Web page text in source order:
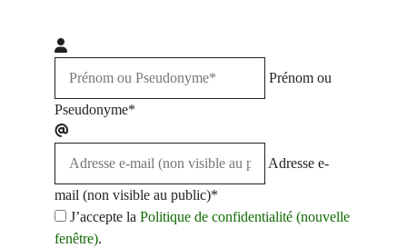
Prénom ou
Pseudonyme*
Adresse e-
mail (non visible au public)*
J’accepte la Politique de confidentialité (nouvelle
fenêtre).